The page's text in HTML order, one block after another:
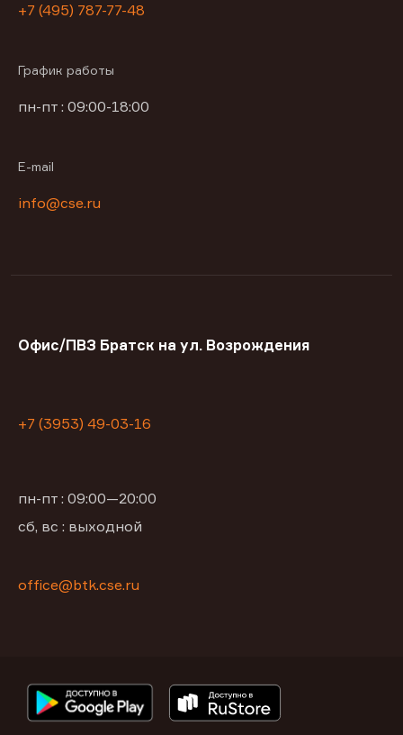
+7 (495) 787-77-48
График работы
пн-пт : 09:00-18:00
E-mail
info@cse.ru
Офис/ПВЗ Братск на ул. Возрождения
+7 (3953) 49-03-16
пн-пт : 09:00—20:00
сб, вс : выходной
office@btk.cse.ru